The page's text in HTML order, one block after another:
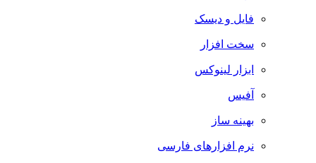
فایل و دیسک
سخت افزار
ابزار لینوکس
آفیس
بهینه ساز
نرم افزارهای فارسی